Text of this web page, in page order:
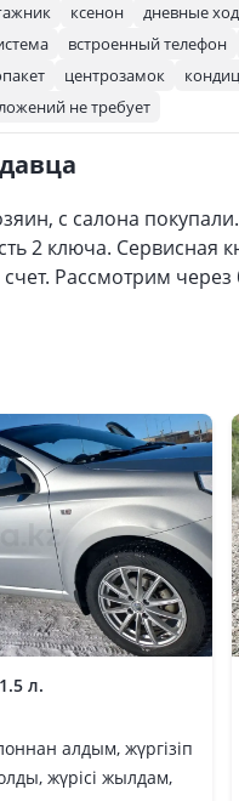
ксенон дневные
встроенный телефон
центрозамок
не требует
с салона
2 ключа. Сервисная
Рассмотрим через
л.
алдым, жүргізіп
жүрісі жылдам,